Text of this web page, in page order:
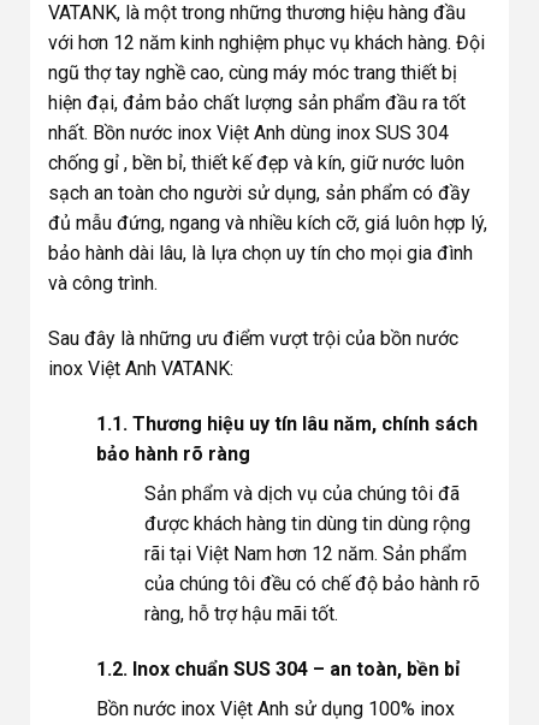
VATANK, là một trong những thương hiệu hàng đầu
với hơn 12 năm kinh nghiệm phục vụ khách hàng. Đội
ngũ thợ tay nghề cao, cùng máy móc trang thiết bị
hiện đại, đảm bảo chất lượng sản phẩm đầu ra tốt
nhất. Bồn nước inox Việt Anh dùng inox SUS 304
chống gỉ , bền bỉ, thiết kế đẹp và kín, giữ nước luôn
sạch an toàn cho người sử dụng, sản phẩm có đầy
đủ mẫu đứng, ngang và nhiều kích cỡ, giá luôn hợp lý,
bảo hành dài lâu, là lựa chọn uy tín cho mọi gia đình
và công trình.
Sau đây là những ưu điểm vượt trội của bồn nước
inox Việt Anh VATANK:
1.1. Thương hiệu uy tín lâu năm, chính sách
bảo hành rõ ràng
Sản phẩm và dịch vụ của chúng tôi đã
được khách hàng tin dùng tin dùng rộng
rãi tại Việt Nam hơn 12 năm. Sản phẩm
của chúng tôi đều có chế độ bảo hành rõ
ràng, hỗ trợ hậu mãi tốt.
1.2. Inox chuẩn SUS 304 – an toàn, bền bỉ
Bồn nước inox Việt Anh sử dụng 100% inox